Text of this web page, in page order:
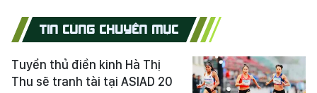
TIN CÙNG CHUYÊN MỤC
Tuyển thủ điền kinh Hà Thị
Thu sẽ tranh tài tại ASIAD 20